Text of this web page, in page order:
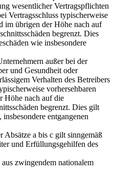
wesentlicher Vertragspflichten
Vertragsschluss typischerweise
im übrigen der Höhe nach auf
begrenzt. Dies
wie insbesondere
außer bei der
und Gesundheit oder
Verhalten des Betreibers
vorhersehbaren
Höhe nach auf die
begrenzt. Dies gilt
entgangenen
Absätze a bis c gilt sinngemäß
und Erfüllungsgehilfen des
zwingendem nationalem